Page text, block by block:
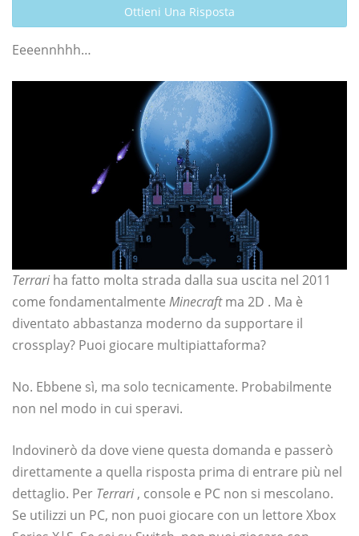
Ottieni Una Risposta
Eeeennhhh…
Terrari ha fatto molta strada dalla sua uscita nel 2011
come fondamentalmente Minecraftma 2D . Ma è
diventato abbastanza moderno da supportare il
crossplay? Puoi giocare multipiattaforma?
No. Ebbene sì, ma solo tecnicamente. Probabilmente
non nel modo in cui speravi.
Indovinerò da dove viene questa domanda e passerò
direttamente a quella risposta prima di entrare più nel
dettaglio. Per Terrari , console e PC non si mescolano.
Se utilizzi un PC, non puoi giocare con un lettore Xbox